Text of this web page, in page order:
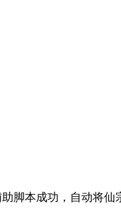
脚本成功，自动将仙